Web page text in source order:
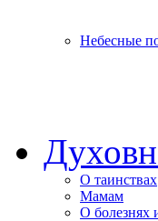
Небесные
О таинствах
Мамам
О болезнях